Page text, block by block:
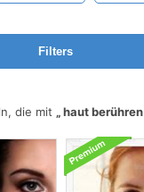
Filters
die mit
haut berühren